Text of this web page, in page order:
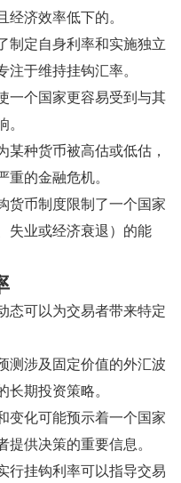
济效率低下的。
制定自身利率和实施独立
于维持挂钩汇率。
一个国家更容易受到与其
。
某种货币被高估或低估，
重的金融危机。
货币制度限制了一个国家
失业或经济衰退）的能
态可以为交易者带来特定
测涉及固定价值的外汇波
长期投资策略。
变化可能预示着一个国家
供决策的重要信息。
行挂钩利率可以指导交易